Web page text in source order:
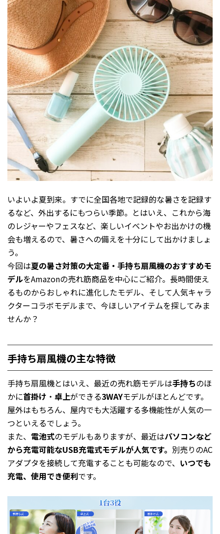
いよいよ夏到来。すでに全国各地で記録的な暑さを記録す
るなど、外出するにもつらい季節。とはいえ、これから海
のレジャーやフェスなど、楽しいイベントやお出かけの機
会も増えるので、暑さへの備えを十分にして出かけましょ
う。
今回は夏の暑さ対策の大定番・手持ち扇風機のおすすめモ
デルをAmazonの売れ筋商品を中心にご紹介。長時間使え
るものからおしゃれに進化したモデル、そして人気キャラ
クターコラボモデルまで、今ほしいアイテムを探してみま
せんか？
手持ち扇風機の主な特徴
手持ち扇風機とはいえ、最近の売れ筋モデルは手持ちのほ
かに首掛け ・ 卓上ができる3WAYモデルがほとんどです。
屋外はもちろん、屋内でも大活躍する多機能性が人気の一
つといえるでしょう。
また、 電池式のモデルもありますが、最近はパソコンなど
から充電可能なUSB充電式モデルが人気です。 別売りのAC
アダプタを接続して充電することも可能なので、 いつでも
充電、使用でき便利です。